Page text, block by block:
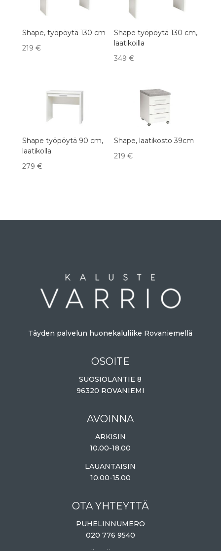
Shape, työpöytä 130 cm
219 €
Shape työpöytä 130 cm,
laatikoilla
349€
Shape työpöytä 90 cm,
laatikolla
279 €
Shape, laatikosto 39cm
219€
Täyden palvelun huonekaluliike Rovaniemellä
OSOITE
SUOSIOLANTIE 8
96320 ROVANIEMI
AVOINNA
ARKISIN
10.00-18.00
LAUANTAISIN
10.00-15.00
OTA YHTEYTTÄ
PUHELINNUMERO
020 776 9540